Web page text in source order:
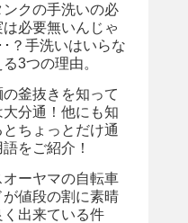
ンクの手洗いの必
必要無いんじゃ
･？手洗いはいらな
3つの理由。
の釜抜きを知って
大分通！他にも知
とちょっとだけ通
をご紹介！
オーヤマの自転車
が値段の割に素晴
く出来ている件